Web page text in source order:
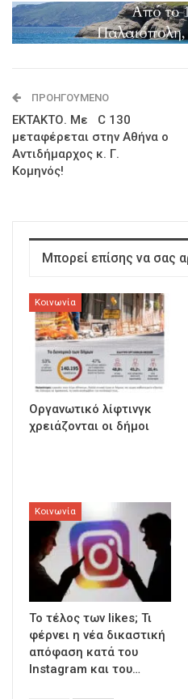
ΠΡΟΗΓΟΎΜΕΝΟ
ΕΚΤΑΚΤΟ. Με C 130
μεταφέρεται στην Αθήνα ο
Αντιδήμαρχος κ. Γ.
Κομηνός!
Μπορεί επίσης να σας
Κοινωνία
Οργανωτικό λίφτινγκ
χρειάζονται οι δήμοι
Κοινωνία
To τέλος των likes; Τι
φέρνει η νέα δικαστική
απόφαση κατά του
Instagram και του…